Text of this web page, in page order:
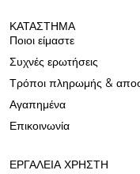
ΚΑΤΆΣΤΗΜΑ
Ποιοι είμαστε
Συχνές ερωτήσεις
Τρόποι πληρωμής &
Αγαπημένα
Επικοινωνία
ΕΡΓΑΛΕΊΑ ΧΡΉΣΤΗ